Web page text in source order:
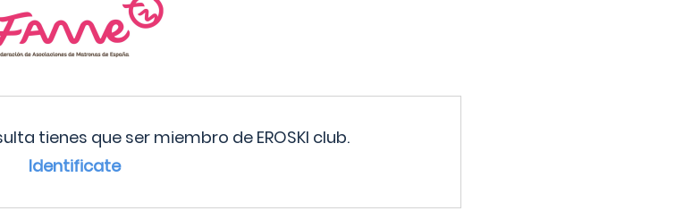
tienes que ser miembro de EROSKI club.
Identificate